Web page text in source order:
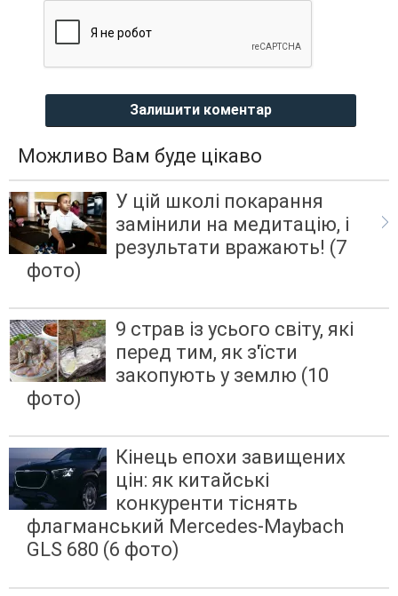
Залишити коментар
Можливо Вам буде цікаво
У цій школі покарання
замінили на медитацію, і
результати вражають! (7
фото)
9 страв із усього світу, які
перед тим, як з'їсти
закопують у землю (10
фото)
Кінець епохи завищених
цін: як китайські
конкуренти тіснять
флагманський Mercedes-Maybach
GLS 680 (6 фото)